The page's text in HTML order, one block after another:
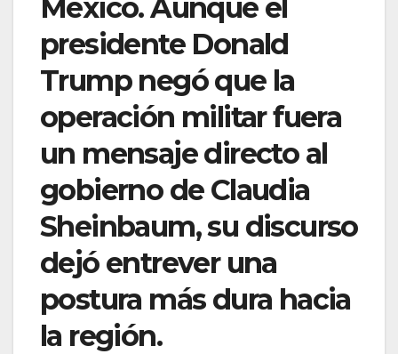
México. Aunque el
presidente Donald
Trump negó que la
operación militar fuera
un mensaje directo al
gobierno de Claudia
Sheinbaum, su discurso
dejó entrever una
postura más dura hacia
la región.